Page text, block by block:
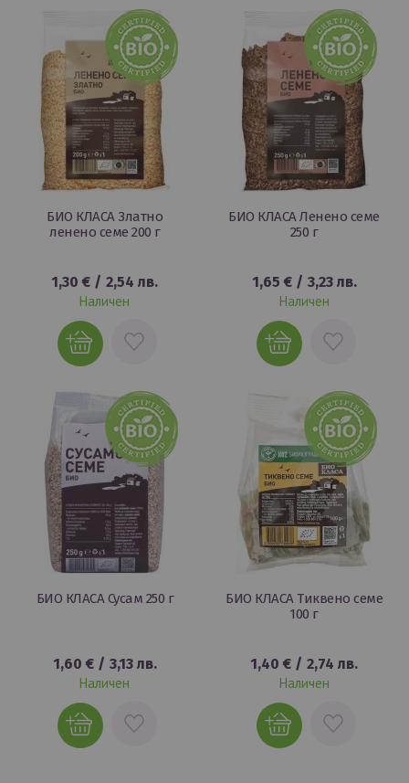
БИО КЛАСА Златно
ленено семе 200 г
1,30 € / 2,54 лв.
Наличен
ДОБАВИ
ЛЮБИМИ
БИО КЛАСА Ленено семе
250 г
1,65 €/ 3,23 лв.
Наличен
ДОБАВИ
ЛЮБИМИ
БИО КЛАСА Сусам 250 г
1,60 €/ 3,13 лв.
Наличен
ДОБАВИ
БИО КЛАСА Тиквено семе
100 г
1,40 € / 2,74 лв.
Наличен
ДОБАВИ